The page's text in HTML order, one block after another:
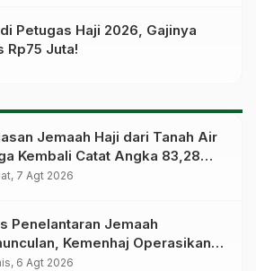
Petugas Haji 2026, Gajinya
Rp75 Juta!
Jemaah Haji dari Tanah Air
Kembali Catat Angka 83,28
7 Agt 2026
Penelantaran Jemaah
Kemenhaj Operasikan
Pengawasan di Bandara
6 Agt 2026